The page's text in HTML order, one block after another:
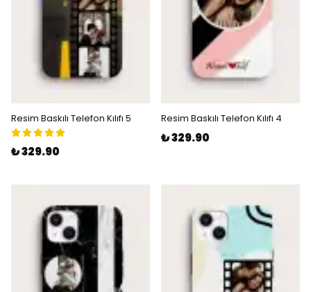
Resim Baskılı Telefon Kılıfı 5
₺ 329.90
Resim Baskılı Telefon Kılıfı 4
₺ 329.90